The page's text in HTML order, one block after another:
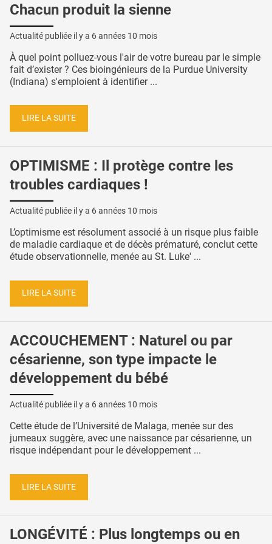
Chacun produit la sienne
Actualité publiée il y a 6 années 10 mois
À quel point polluez-vous l'air de votre bureau par le simple
fait d’exister ? Ces bioingénieurs de la Purdue University
(Indiana) s'emploient à identifier ...
LIRE LA SUITE
OPTIMISME : Il protège contre les
troubles cardiaques !
Actualité publiée il y a 6 années 10 mois
L’optimisme est résolument associé à un risque plus faible
de maladie cardiaque et de décès prématuré, conclut cette
étude observationnelle, menée au St. Luke' ...
LIRE LA SUITE
ACCOUCHEMENT : Naturel ou par
césarienne, son type impacte le
développement du bébé
Actualité publiée il y a 6 années 10 mois
Cette étude de l’Université de Malaga, menée sur des
jumeaux suggère, avec une naissance par césarienne, un
risque indépendant pour le développement ...
LIRE LA SUITE
LONGÉVITÉ : Plus longtemps ou en